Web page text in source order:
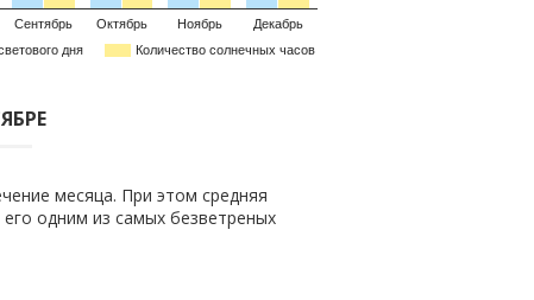
дня Количество солнечных часов
Сентябрь Октябрь Ноябрь Декабрь
месяца. При этом средняя
одним из самых безветреных